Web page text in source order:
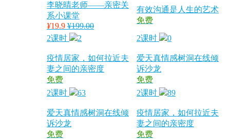
李晓晴老师——亲密关
系小课堂
¥19.9 ¥199.00
有效沟通是人生的艺术
免费
2课时 2
疫情居家，如何拉近夫
妻之间的亲密度
免费
2课时 0
爱天真情感树洞在线倾
诉沙龙
免费
2课时
63
爱天真情感树洞在线倾
诉沙龙
免费
2课时 89
疫情居家，如何拉近夫
妻之间的亲密度
免费